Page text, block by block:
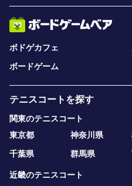
ボドゲカフェ
ボードゲーム
テニスコートを探す
関東のテニスコート
東京都
神奈川県
千葉県
群馬県
近畿のテニスコート